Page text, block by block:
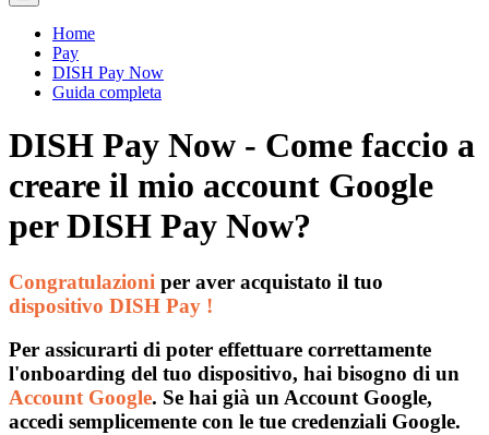
Home
Pay
DISH Pay Now
Guida completa
DISH Pay Now - Come faccio a
creare il mio account Google
per DISH Pay Now?
Congratulazioni per aver acquistato il tuo
dispositivo DISH Pay !
Per assicurarti di poter effettuare correttamente
l'onboarding del tuo dispositivo, hai bisogno di un
Account Google. Se hai già un Account Google,
accedi semplicemente con le tue credenziali Google.